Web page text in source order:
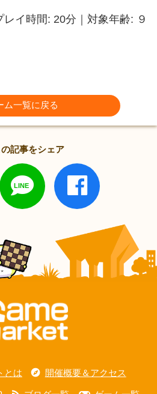
イ時間: 20分｜対象年齢: ９
ム一覧に戻る
の記事をシェア
とは 開催概要＆アクセス